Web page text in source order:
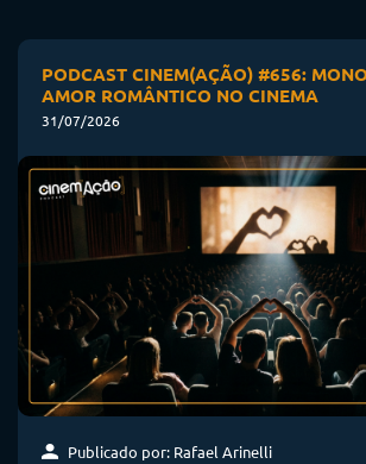
PODCAST CINEM(AÇÃO) #656:
AMOR ROMÂNTICO NO CINEMA
31/07/2026
Publicado por: Rafael Arinelli